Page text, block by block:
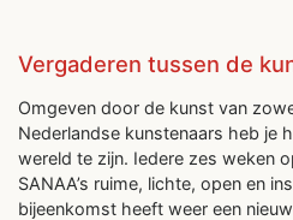
Vergaderen tussen de
Omgeven door de kunst van
Nederlandse kunstenaars heb je
wereld te zijn. Iedere zes weken
SANAA’s ruime, lichte, open en
bijeenkomst heeft weer een